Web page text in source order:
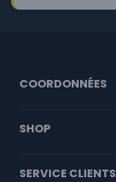
COORDONNÉES
SHOP
SERVICE CLIENTS